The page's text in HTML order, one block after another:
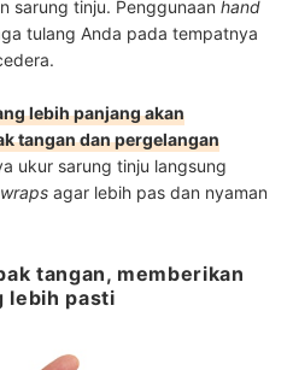
sarung tinju. Penggunaan hand
tulang Anda pada tempatnya
lebih panjang akan
tangan dan pergelangan
ukur sarung tinju langsung
agar lebih pas dan nyaman
tangan, memberikan
lebih pasti